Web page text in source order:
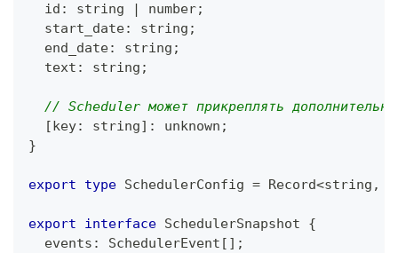
  id
: string | number;
  start_date
: string ;
  end_date
: string ;
  text
: string ;
// Scheduler может прикреплять
[key: string] : unknown ;
}
export type SchedulerConfig = Record<string ,
export interface SchedulerSnapshot
{
  events
: SchedulerEvent [ ] ;